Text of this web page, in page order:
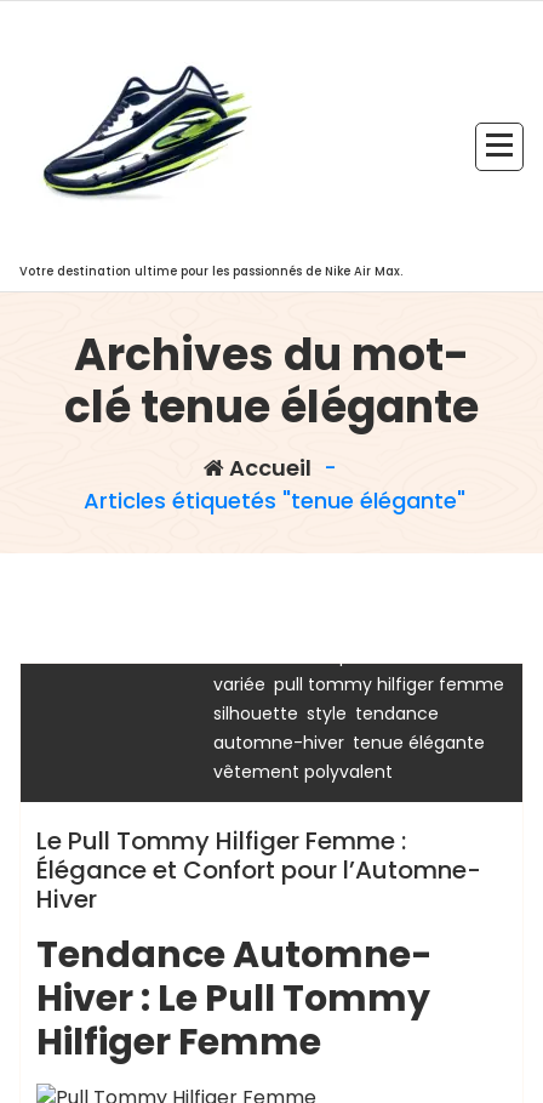
Votre destination ultime pour les passionnés de Nike Air Max.
Archives du mot-
clé tenue élégante
Accueil -
Articles étiquetés "tenue élégante"
tommy hilfiger
authenticité du pull tommy
hilfiger femme,chaudes,confort
variée pull tommy hilfiger femme
silhouette style tendance
automne-hiver tenue élégante
vêtement polyvalent
Le Pull Tommy Hilfiger Femme :
Élégance et Confort pour l’Automne-
Hiver
Tendance Automne-
Hiver : Le Pull Tommy
Hilfiger Femme